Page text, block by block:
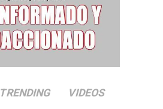
TRENDING VIDEOS